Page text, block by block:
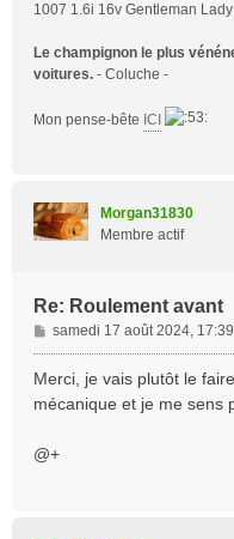
1007 1.6i 16v Gentleman
Le champignon le plus
voitures. - Coluche -
Mon pense-bête ICI
Morgan31830
Membre actif
Re: Roulement avant
M
e
s
s
e
samedi 17 août 2024,
Merci, je vais plutôt le
mécanique et je me sens
@+